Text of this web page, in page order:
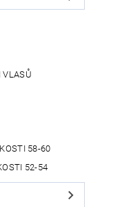
VLASŮ
58-60
52-54